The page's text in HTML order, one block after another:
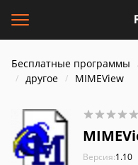
Бесплатные программы
другое
MIMEView
Версия:1.10